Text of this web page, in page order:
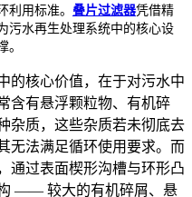
利用标准。 叠片过滤器凭借精
污水再生处理系统中的核心设
。
的核心价值，在于对污水中
含有悬浮颗粒物、有机碎
杂质，这些杂质若未彻底去
无法满足循环使用要求。而
通过表面楔形沟槽与环形凸
—— 较大的有机碎屑、悬